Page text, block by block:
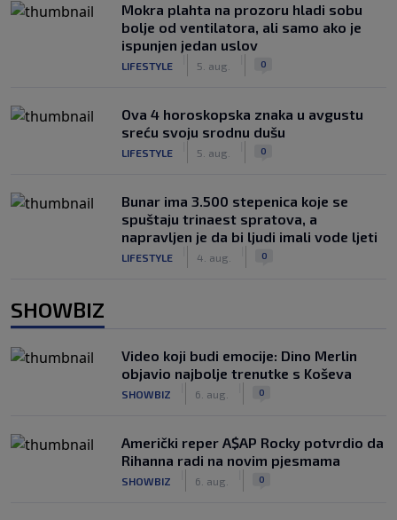
Mokra plahta na prozoru hladi sobu
bolje od ventilatora, ali samo ako je
ispunjen jedan uslov
LIFESTYLE 5. aug. 0
Ova 4 horoskopska znaka u avgustu
sreću svoju srodnu dušu
LIFESTYLE 5. aug. 0
Bunar imа 3.500 stepenica koje se
spuštaju trinaest spratova, a
napravljen je da bi ljudi imali vode ljeti
LIFESTYLE 4. aug. 0
SHOWBIZ
Video koji budi emocije: Dino Merlin
objavio najbolje trenutke s Koševa
SHOWBIZ 6. aug. 0
Američki reper A$AP Rocky potvrdio da
Rihanna radi na novim pjesmama
SHOWBIZ 6. aug. 0